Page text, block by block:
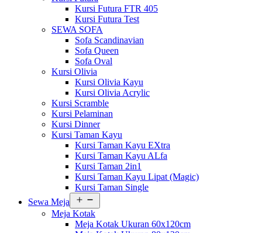
Kursi Futura FTR 405
Kursi Futura Test
SEWA SOFA
Sofa Scandinavian
Sofa Queen
Sofa Oval
Kursi Olivia
Kursi Olivia Kayu
Kursi Olivia Acrylic
Kursi Scramble
Kursi Pelaminan
Kursi Dinner
Kursi Taman Kayu
Kursi Taman Kayu EXtra
Kursi Taman Kayu ALfa
Kursi Taman 2in1
Kursi Taman Kayu Lipat (Magic)
Kursi Taman Single
Sewa Meja
menu
Meja Kotak
Meja Kotak Ukuran 60x120cm